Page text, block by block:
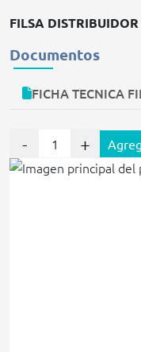
FILSA
Documentos
FICHA TECNICA
- +